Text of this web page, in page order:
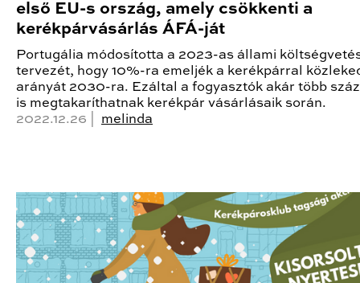
első EU-s ország, amely csökkenti a
kerékpárvásárlás ÁFÁ-ját
Portugália módosította a 2023-as állami
tervezét, hogy 10%-ra emeljék a kerékpárral
arányát 2030-ra. Ezáltal a fogyasztók akár több
is megtakaríthatnak kerékpár vásárlásaik során.
2022.12.26 | melinda